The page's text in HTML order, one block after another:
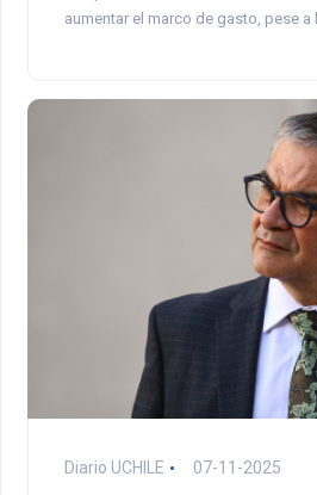
aumentar el marco de gasto, pese a
Diario UCHILE 07-11-2025